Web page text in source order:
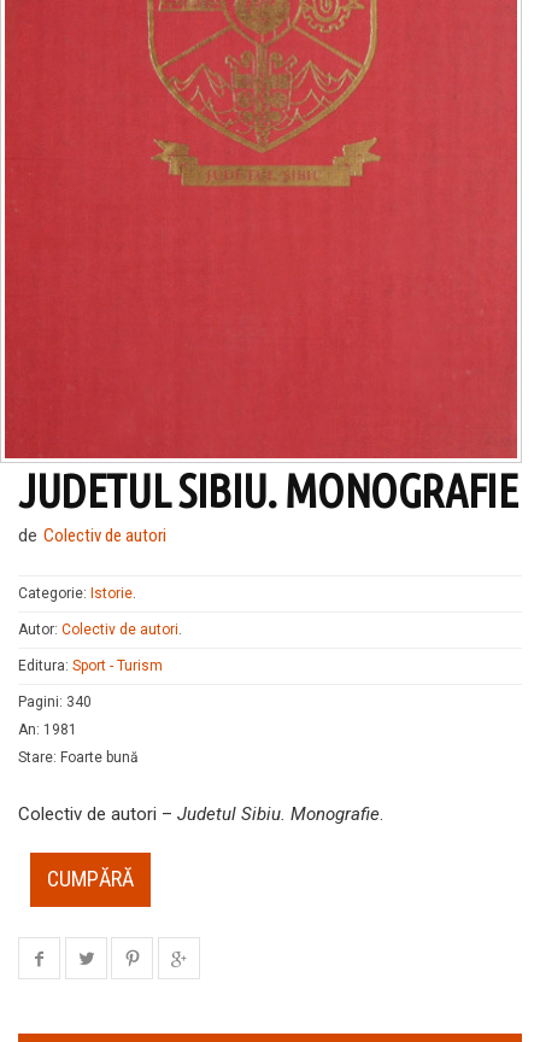
JUDETUL SIBIU. MONOGRAFIE
de Colectiv de autori
Categorie: Istorie
Autor: Colectiv de autori
Editura: Sport - Turism
Pagini: 340
An: 1981
Stare: Foarte bună
Colectiv de autori – Judetul Sibiu. Monografie.
CUMPĂRĂ